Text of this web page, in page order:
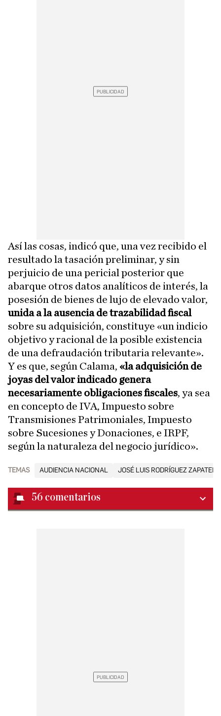
Así las cosas, indicó que, una vez recibido el
resultado la tasación preliminar, y sin
perjuicio de una pericial posterior que
abarque otros datos analíticos de interés, la
posesión de bienes de lujo de elevado valor,
unida a la ausencia de trazabilidad fiscal
sobre su adquisición, constituye «un indicio
objetivo y racional de la posible existencia
de una defraudación tributaria relevante».
Y es que, según Calama, «la adquisición de
joyas del valor indicado genera
necesariamente obligaciones fiscales, ya sea
en concepto de IVA, Impuesto sobre
Transmisiones Patrimoniales, Impuesto
sobre Sucesiones y Donaciones, e IRPF,
según la naturaleza del negocio jurídico».
TEMAS AUDIENCIA NACIONAL JOSÉ LUIS RODRÍGUEZ ZAPATERO
56 comentarios